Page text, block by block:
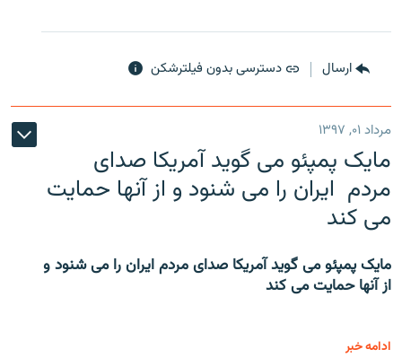
ارسال دسترسی بدون فیلترشکن
مرداد ۰۱, ۱۳۹۷
مایک پمپئو می گوید آمریکا صدای
مردم ایران را می شنود و از آنها حمایت
می کند
مایک پمپئو می گوید آمریکا صدای مردم ایران را می شنود و
از آنها حمایت می کند
ادامه خبر